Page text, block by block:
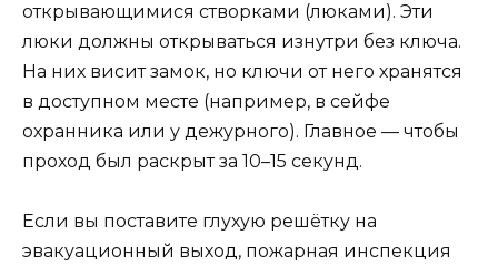
открывающимися створками (люками). Эти
люки должны открываться изнутри без ключа.
На них висит замок, но ключи от него хранятся
в доступном месте (например, в сейфе
охранника или у дежурного). Главное — чтобы
проход был раскрыт за 10–15 секунд.
Если вы поставите глухую решётку на
эвакуационный выход, пожарная инспекция